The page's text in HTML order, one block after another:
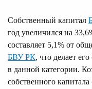
Собственный капитал
год увеличился на
составляет 5,1% от
БВУ РК, что делает
в данной категории.
собственного